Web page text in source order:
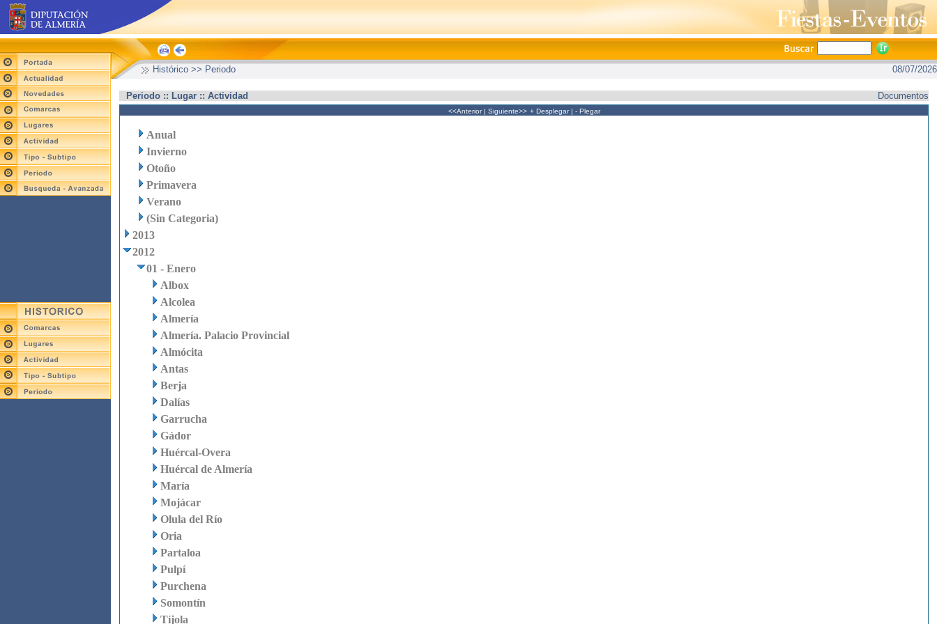
Histórico >> Periodo 08/07/2026
Periodo :: Lugar :: Actividad Documentos
<<Anterior| Siguiente>> + Desplegar| - Plegar
Anual
Invierno
Otoño
Primavera
Verano
(Sin Categoria)
2013
2012
01 - Enero
Albox
Alcolea
Almería
Almería. Palacio Provincial
Almócita
Antas
Berja
Dalías
Garrucha
Gádor
Huércal-Overa
Huércal de Almería
María
Mojácar
Olula del Río
Oria
Partaloa
Pulpí
Purchena
Somontín
Tíjola